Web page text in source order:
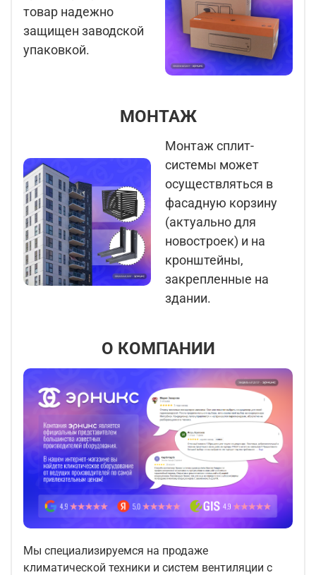
товар надежно
защищен заводской
упаковкой.
МОНТАЖ
Монтаж сплит-
системы может
осуществляться в
фасадную корзину
(актуально для
новостроек) и на
кронштейны,
закрепленные на
здании.
О КОМПАНИИ
Мы специализируемся на продаже
климатической техники и систем вентиляции с